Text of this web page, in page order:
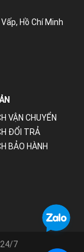
Hồ Chí Minh
VẬN CHUYỂN
ĐỔI TRẢ
BẢO HÀNH
7